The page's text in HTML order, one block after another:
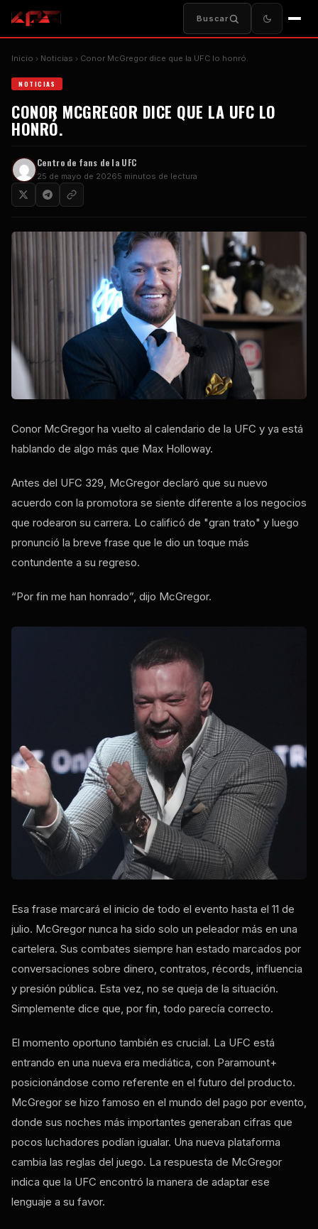
Buscar
Inicio Noticias Conor McGregor dice que la UFC lo honró.
NOTICIAS
CONOR MCGREGOR DICE QUE LA UFC LO
HONRÓ.
Centro de fans de la UFC
25 de mayo de 20265 minutos de lectura
Conor McGregor ha vuelto al calendario de la UFC y ya está
hablando de algo más que Max Holloway.
Antes del UFC 329, McGregor declaró que su nuevo
acuerdo con la promotora se siente diferente a los negocios
que rodearon su carrera. Lo calificó de "gran trato" y luego
pronunció la breve frase que le dio un toque más
contundente a su regreso.
“Por fin me han honrado”, dijo McGregor.
Esa frase marcará el inicio de todo el evento hasta el 11 de
julio. McGregor nunca ha sido solo un peleador más en una
cartelera. Sus combates siempre han estado marcados por
conversaciones sobre dinero, contratos, récords, influencia
y presión pública. Esta vez, no se queja de la situación.
Simplemente dice que, por fin, todo parecía correcto.
El momento oportuno también es crucial. La UFC está
entrando en una nueva era mediática, con Paramount+
posicionándose como referente en el futuro del producto.
McGregor se hizo famoso en el mundo del pago por evento,
donde sus noches más importantes generaban cifras que
pocos luchadores podían igualar. Una nueva plataforma
cambia las reglas del juego. La respuesta de McGregor
indica que la UFC encontró la manera de adaptar ese
lenguaje a su favor.